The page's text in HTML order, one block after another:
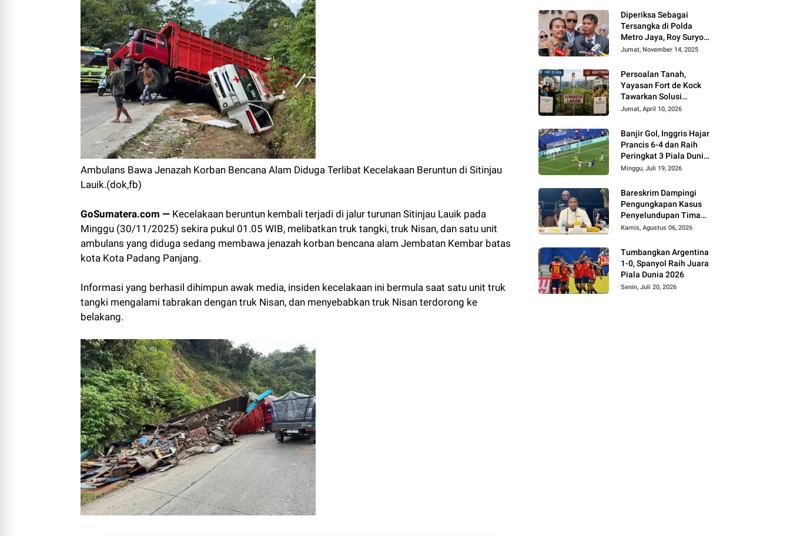
Ambulans Bawa Jenazah Korban Bencana Alam Diduga Terlibat Kecelakaan Beruntun di Sitinjau
Lauik.(dok,fb)
GoSumatera.com — Kecelakaan beruntun kembali terjadi di jalur turunan Sitinjau Lauik pada
Minggu (30/11/2025) sekira pukul 01.05 WIB, melibatkan truk tangki, truk Nisan, dan satu unit
ambulans yang diduga sedang membawa jenazah korban bencana alam Jembatan Kembar batas
kota Kota Padang Panjang.
Informasi yang berhasil dihimpun awak media, insiden kecelakaan ini bermula saat satu unit truk
tangki mengalami tabrakan dengan truk Nisan, dan menyebabkan truk Nisan terdorong ke
belakang.
Diperiksa Sebagai
Tersangka di Polda
Metro Jaya, Roy Suryo
Cs Tidak Ditahan
Jumat, November 14, 2025
Persoalan Tanah,
Yayasan Fort de Kock
Tawarkan Solusi
Alternatif Kepada
Jumat, April 10, 2026
Banjir Gol, Inggris Hajar
Prancis 6-4 dan Raih
Peringkat 3 Piala Dunia
2026
Minggu, Juli 19, 2026
Bareskrim Dampingi
Pengungkapan Kasus
Penyelundupan Timah
dari Babel ke Malaysia
Kamis, Agustus 06, 2026
Tumbangkan Argentina
1-0, Spanyol Raih Juara
Piala Dunia 2026
Senin, Juli 20, 2026